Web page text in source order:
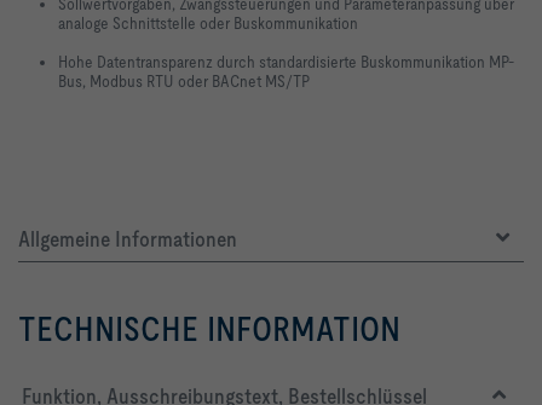
analoge Schnittstelle oder Buskommunikation
Hohe Datentransparenz durch standardisierte Buskommunikation MP-
Bus, Modbus RTU oder BACnet MS/TP
Allgemeine Informationen
TECHNISCHE INFORMATION
Funktion, Ausschreibungstext, Bestellschlüssel